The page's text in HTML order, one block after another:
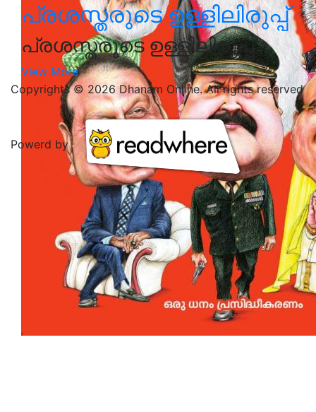
പ്രശസ്തരുടെ ഉള്ളിലിരുപ്പ്
പ്രശസ്തരുടെ ഉള്ളിലിരുപ്പ്
View More
Copyrights © 2026 Dhanam Online. All rights reserved
Powerd by